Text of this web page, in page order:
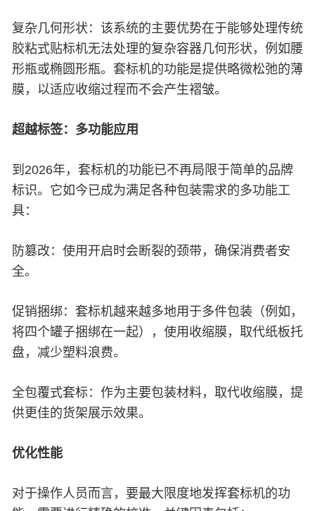
复杂几何形状：该系统的主要优势在于能够处理传统
胶粘式贴标机无法处理的复杂容器几何形状，例如腰
形瓶或椭圆形瓶。套标机的功能是提供略微松弛的薄
膜，以适应收缩过程而不会产生褶皱。
超越标签：多功能应用
到2026年，套标机的功能已不再局限于简单的品牌
标识。它如今已成为满足各种包装需求的多功能工
具：
防篡改：使用开启时会断裂的颈带，确保消费者安
全。
促销捆绑：套标机越来越多地用于多件包装（例如，
将四个罐子捆绑在一起），使用收缩膜，取代纸板托
盘，减少塑料浪费。
全包覆式套标：作为主要包装材料，取代收缩膜，提
供更佳的货架展示效果。
优化性能
对于操作人员而言，要最大限度地发挥套标机的功